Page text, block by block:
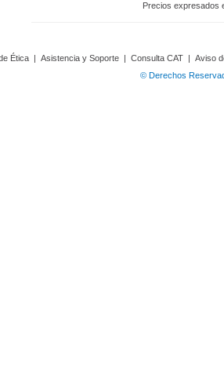
Precios expresados
Ética | Asistencia y Soporte | Consulta CAT | Aviso
© Derechos